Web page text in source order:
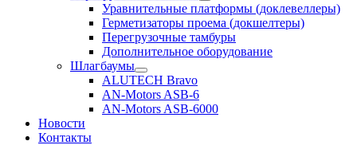
Уравнительные платформы (доклевеллеры)
Герметизаторы проема (докшелтеры)
Перегрузочные тамбуры
Дополнительное оборудование
Шлагбаумы
ALUTECH Bravo
AN-Motors ASB-6
AN-Motors ASB-6000
Новости
Контакты